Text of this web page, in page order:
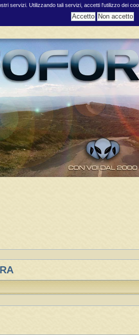
servizi. Utilizzando tali servizi, accetti l'utilizzo dei